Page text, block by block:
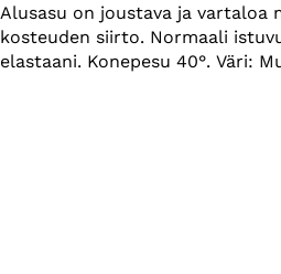
Alusasu on joustava ja vartaloa
kosteuden siirto. Normaali
elastaani. Konepesu 40°. Väri: